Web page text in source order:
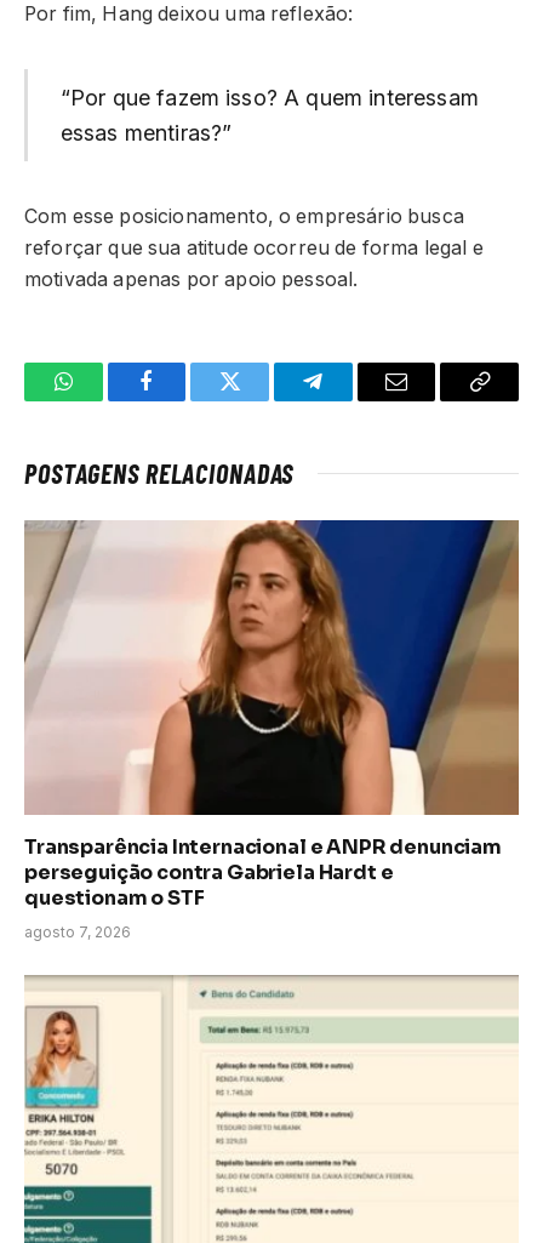
Por fim, Hang deixou uma reflexão:
“Por que fazem isso? A quem interessam
essas mentiras?”
Com esse posicionamento, o empresário busca
reforçar que sua atitude ocorreu de forma legal e
motivada apenas por apoio pessoal.
WhatsAppFacebookTwitter TelegramaE-
Copiar
POSTAGENS RELACIONADAS
Transparência Internacional e ANPR denunciam
perseguição contra Gabriela Hardt e
questionam o STF
agosto 7, 2026